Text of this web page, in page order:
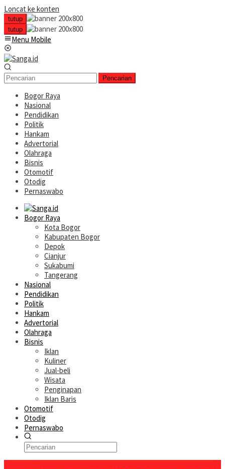
Loncat ke konten
tutup
tutup
Menu Mobile
Pencarian
Bogor Raya
Nasional
Pendidikan
Politik
Hankam
Advertorial
Olahraga
Bisnis
Otomotif
Otodig
Pernaswabo
Bogor Raya
Kota Bogor
Kabupaten Bogor
Depok
Cianjur
Sukabumi
Tangerang
Nasional
Pendidikan
Politik
Hankam
Advertorial
Olahraga
Bisnis
Iklan
Kuliner
Jual-beli
Wisata
Penginapan
Iklan Baris
Otomotif
Otodig
Pernaswabo